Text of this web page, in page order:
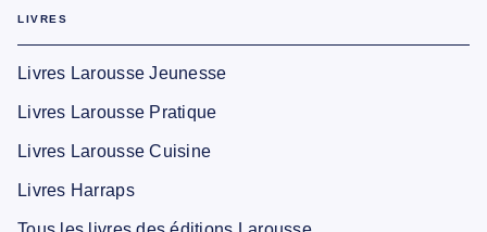
LIVRES
Livres Larousse Jeunesse
Livres Larousse Pratique
Livres Larousse Cuisine
Livres Harraps